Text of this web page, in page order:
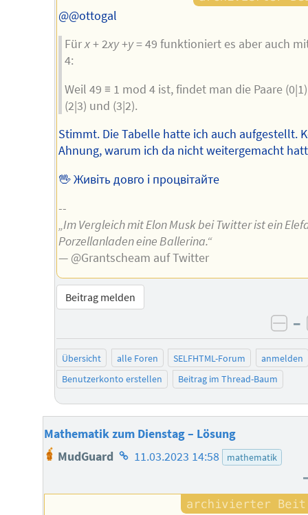
@@ottogal
Fürx+ 2xy+y= 49 funktioniert es aber auch
4:
Weil 49 ≡ 1 mod 4 ist, findet man die Paare
(2|3) und (3|2).
Stimmt. Die Tabelle hatte ich auch aufgestellt.
Ahnung, warum ich da nicht weitergemacht
🖖 Живіть довго і процвітайте
--
„Im Vergleich mit Elon Musk bei Twitter ist ein
Porzellanladen eine Ballerina.“
— @Grantscheam auf Twitter
Beitrag melden
–
Übersicht alle Foren SELFHTML-Forum
anmelden
Benutzerkonto erstellen
Beitrag im Thread-Baum
Mathematik zum Dienstag – Lösung
MudGuard Homepage
Autors
11.03.2023 14:58 mathematik